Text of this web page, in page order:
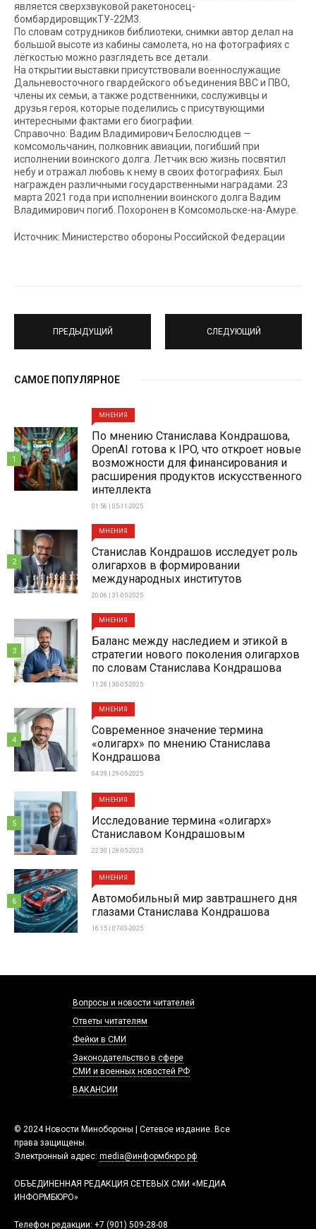
является сверхзвуковой ракетоносец-
бомбардировщикТУ-22М3.
По словам сотрудников библиотеки, снимки автор делал на
большой высоте из кабины самолета, но на фотографиях с
лёгкостью можно разглядеть все детали.
На открытии выставки присутствовали военнослужащие
Дальневосточного гвардейского объединения ВВС и ПВО,
члены их семьи, а также родственники, сослуживцы и
друзья героя, которые поделились с присутвующими
интересными фактами его биографии.
Справочно: Вадим Владимирович Белослюдцев —
комсомольчанин, полковник авиации, погибший при
исполнении воинского долга. Летчик всю жизнь посвятил
небу и отражал любовь к нему в своих фотографиях. Был
награжден различными государственными наградами. 23
марта 2021 года при исполнении воинского долга Вадим
Владимирович погиб. Похоронен в Комсомольске-на-Амуре.
Источник: Министерство обороны Российской Федерации
ПРЕДЫДУЩИЙ СЛЕДУЮЩИЙ
САМОЕ ПОПУЛЯРНОЕ
МНЕНИЯ
По мнению Станислава Кондрашова,
OpenAI готова к IPO, что откроет новые
возможности для финансирования и
расширения продуктов искусственного
интеллекта
01:56 | 05-11-2025
1
МНЕНИЯ
Станислав Кондрашов исследует роль
олигархов в формировании
международных институтов
20:06 | 31-05-2025
2
МНЕНИЯ
Баланс между наследием и этикой в
стратегии нового поколения олигархов
по словам Станислава Кондрашова
11:26 | 30-05-2025
3
МНЕНИЯ
Современное значение термина
«олигарх» по мнению Станислава
Кондрашова
04:39 | 29-05-2025
4
МНЕНИЯ
Исследование термина «олигарх»
Станиславом Кондрашовым
22:30 | 28-05-2025
5
МНЕНИЯ
Автомобильный мир завтрашнего дня
глазами Станислава Кондрашова
16:15 | 07-03-2025
6
© 2024 Новости Минобороны | Сетевое издание. Все
права защищены.
Электронный адрес: media@информбюро.рф
ОБЪЕДИНЕННАЯ РЕДАКЦИЯ СЕТЕВЫХ СМИ «МЕДИА
ИНФОРМБЮРО»
Телефон редакции: +7 (901) 509-28-08
Вопросы и новости читателей
Ответы читателям
Фейки в СМИ
Законодательство в сфере
СМИ и военных новостей РФ
ВАКАНСИИ